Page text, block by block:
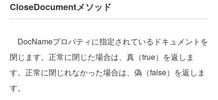
CloseDocumentメソッド
DocNameプロパティに指定されているドキュメントを
閉じます。正常に閉じた場合は、真（true）を返しま
す。正常に閉じれなかった場合は、偽（false）を返しま
す。